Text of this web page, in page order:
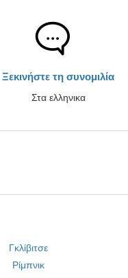
Ξεκινήστε τη συνομιλία
Στα ελληνικα
Γκλίβιτσε
Ρίμπνικ